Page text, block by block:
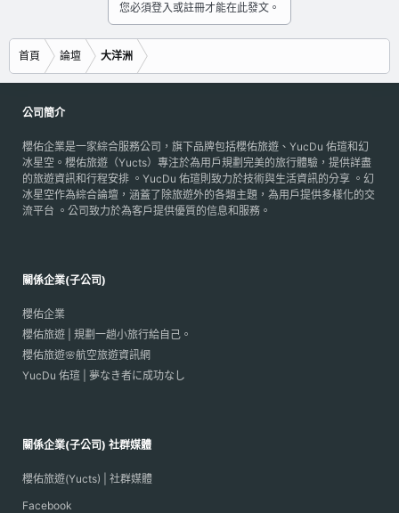
您必須登入或註冊才能在此發文。
首頁 論壇 大洋洲
公司簡介
櫻佑企業是一家綜合服務公司，旗下品牌包括櫻佑旅遊、YucDu 佑瑄和幻
冰星空。櫻佑旅遊（Yucts）專注於為用戶規劃完美的旅行體驗，提供詳盡
的旅遊資訊和行程安排 。YucDu 佑瑄則致力於技術與生活資訊的分享 。幻
冰星空作為綜合論壇，涵蓋了除旅遊外的各類主題，為用戶提供多樣化的交
流平台 。公司致力於為客戶提供優質的信息和服務。
關係企業(子公司)
櫻佑企業
櫻佑旅遊 | 規劃一趟小旅行給自己。
櫻佑旅遊🌸航空旅遊資訊網
YucDu 佑瑄 | 夢なき者に成功なし
關係企業(子公司) 社群媒體
櫻佑旅遊(Yucts) | 社群媒體
Facebook